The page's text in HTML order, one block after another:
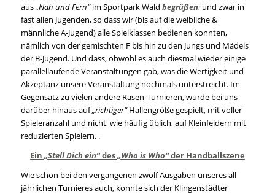
aus„Nah und Fern“im Sportpark Wald begrüßen; und zwar in
fast allen Jugenden, so dass wir (bis auf die weibliche &
männliche A-Jugend) alle Spielklassen bedienen konnten,
nämlich von der gemischten F bis hin zu den Jungs und Mädels
der B-Jugend. Und dass, obwohl es auch diesmal wieder einige
parallellaufende Veranstaltungen gab, was die Wertigkeit und
Akzeptanz unsere Veranstaltung nochmals unterstreicht. Im
Gegensatz zu vielen andere Rasen-Turnieren, wurde bei uns
darüber hinaus auf„richtiger“Hallengröße gespielt, mit voller
Spieleranzahl und nicht, wie häufig üblich, auf Kleinfeldern mit
reduzierten Spielern. .
Ein „Stell Dich ein“des„Who is Who“der Handballszene
Wie schon bei den vergangenen zwölf Ausgaben unseres all
jährlichen Turnieres auch, konnte sich der Klingenstädter